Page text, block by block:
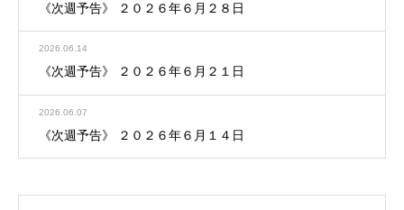
《次週予告》 ２０２６年６月２８日
2026.06.14
《次週予告》 ２０２６年６月２１日
2026.06.07
《次週予告》 ２０２６年６月１４日